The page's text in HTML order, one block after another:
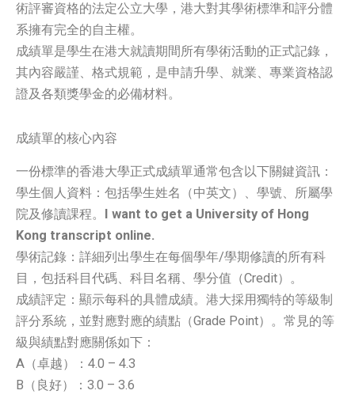
術評審資格的法定公立大學，港大對其學術標準和評分體
系擁有完全的自主權。
成績單是學生在港大就讀期間所有學術活動的正式記錄，
其內容嚴謹、格式規範，是申請升學、就業、專業資格認
證及各類獎學金的必備材料。
成績單的核心內容
一份標準的香港大學正式成績單通常包含以下關鍵資訊：
學生個人資料：包括學生姓名（中英文）、學號、所屬學
院及修讀課程。 I want to get a University of Hong
Kong transcript online.
學術記錄：詳細列出學生在每個學年/學期修讀的所有科
目，包括科目代碼、科目名稱、學分值（Credit）。
成績評定：顯示每科的具體成績。港大採用獨特的等級制
評分系統，並對應對應的績點（Grade Point）。常見的等
級與績點對應關係如下：
A（卓越）：4.0 – 4.3
B（良好）：3.0 – 3.6